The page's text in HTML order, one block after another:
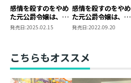
感情を殺すのをやめ
た元公爵令嬢は、み
んなに溺愛されてい
発売日:2025.02.15
感情を殺すのをやめ
た元公爵令嬢は、み
んなに溺愛されてい
発売日:2022.09.20
こちらもオススメ